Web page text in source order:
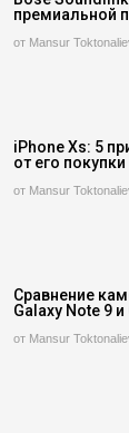
премиальной
от Mansur
iPhone Xs: 5
от его покупки
от Mansur
Сравнение
Galaxy Note 9
от Mansur